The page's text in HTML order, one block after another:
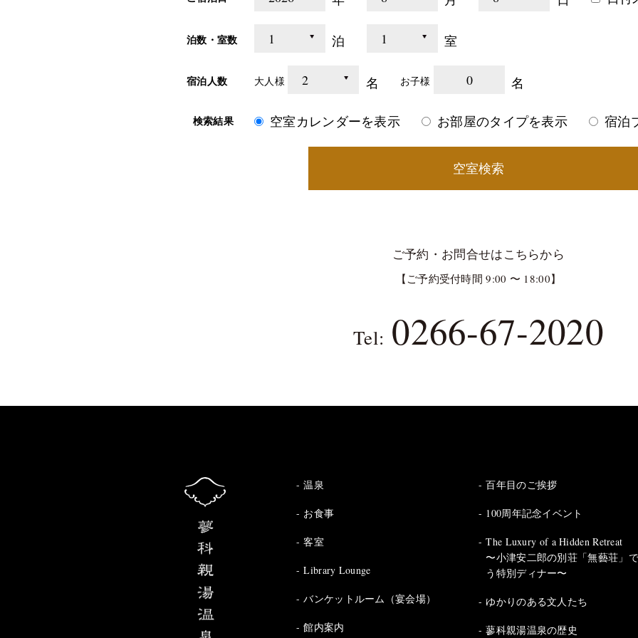
泊数・室数 泊 室
宿泊人数 大人様 名 お子様 0 名
検索結果 空室カレンダーを表示 お部屋のタイプを表示 宿泊
空室検索
ご予約・お問合せはこちらから
【ご予約受付時間 9:00 〜 18:00】
Tel: 0266-67-2020
温泉
お食事
客室
Library Lounge
バンケットルーム（宴会場）
館内案内
百年目のご挨拶
100周年記念イベント
The Luxury of a Hidden Retreat
〜小津安二郎の別荘「無藝荘」
う特別ディナー〜
ゆかりのある文人たち
蓼科親湯温泉の歴史